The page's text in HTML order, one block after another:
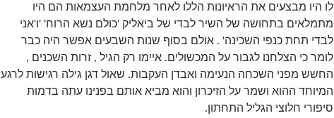
לו היו מבצעים את הראיונות הללו לאחר מלחמת העצמאות הם היו
מתמלאים בתחושה של השיר לבדי של ביאליק 'כולם נשא הרוח' 'ו'אני
לבדי תחת כנפי השכינה' . אולם בסוף שנות השבעים אפשר היה כבר
לומר כי הצלחנו לגבור על המכשולים. איימו רק הגיל , זרות השכנים ,
החשש מפני השכחה הנעימה ואבדן העקבות. שאול דגן גילה רגישות לרגע
המיוחד ההוא ושמר על הזיכרון והוא מביא אותם בפנינו עתה בדמות
סיפורי חלוצי הגליל התחתון.